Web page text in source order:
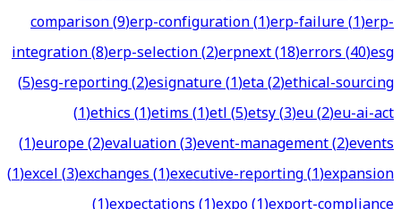
comparison(9)erp-configuration(1)erp-failure(1)erp-
integration(8)erp-selection(2)erpnext(18)errors(40)esg
(5)esg-reporting(2)esignature(1)eta(2)ethical-sourcing
(1)ethics(1)etims(1)etl(5)etsy(3)eu(2)eu-ai-act
(1)europe(2)evaluation(3)event-management(2)events
(1)excel(3)exchanges(1)executive-reporting(1)expansion